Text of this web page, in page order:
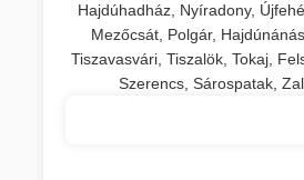
Hajdúhadház, Nyíradony,
Mezőcsát, Polgár,
Tiszavasvári, Tiszalök, Tokaj,
Szerencs, Sárospatak,